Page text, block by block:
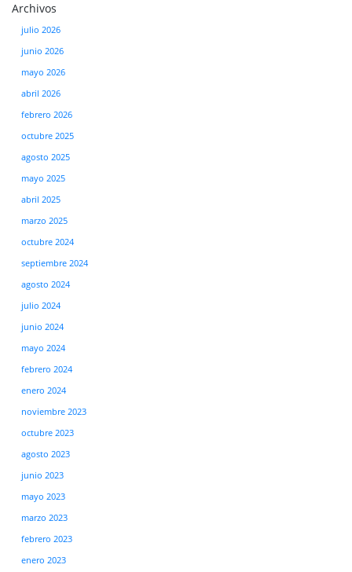
Archivos
julio 2026
junio 2026
mayo 2026
abril 2026
febrero 2026
octubre 2025
agosto 2025
mayo 2025
abril 2025
marzo 2025
octubre 2024
septiembre 2024
agosto 2024
julio 2024
junio 2024
mayo 2024
febrero 2024
enero 2024
noviembre 2023
octubre 2023
agosto 2023
junio 2023
mayo 2023
marzo 2023
febrero 2023
enero 2023